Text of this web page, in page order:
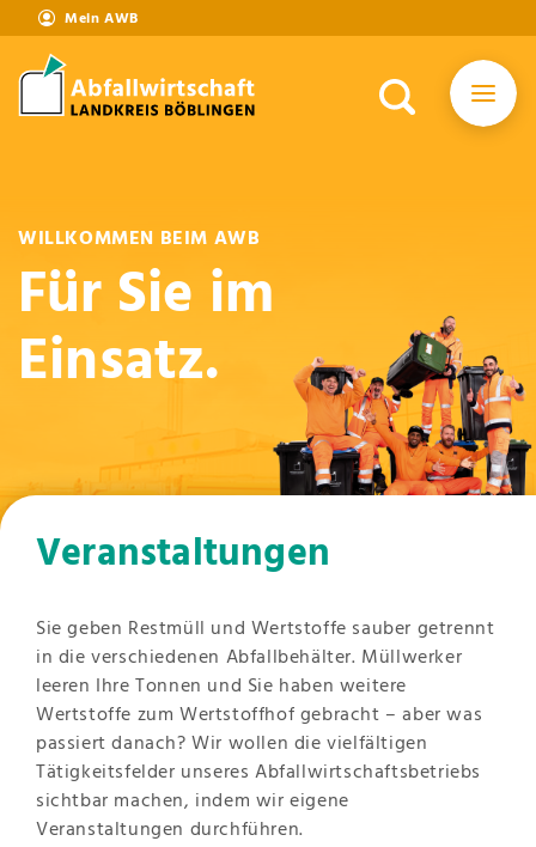
Mein AWB
WILLKOMMEN BEIM AWB
Für Sie im
Einsatz.
Veranstaltungen
Sie geben Restmüll und Wertstoffe sauber getrennt
in die verschiedenen Abfallbehälter. Müllwerker
leeren Ihre Tonnen und Sie haben weitere
Wertstoffe zum Wertstoffhof gebracht – aber was
passiert danach? Wir wollen die vielfältigen
Tätigkeitsfelder unseres Abfallwirtschaftsbetriebs
sichtbar machen, indem wir eigene
Veranstaltungen durchführen.